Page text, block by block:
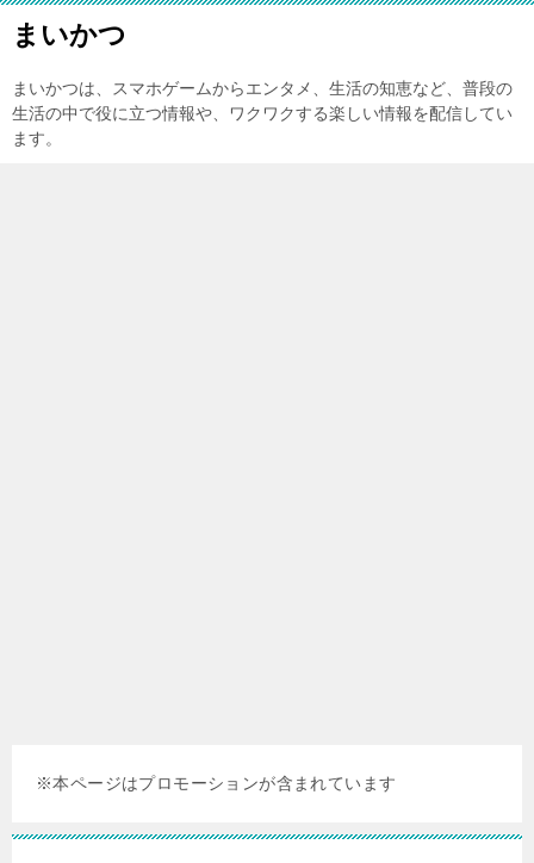
まいかつ
まいかつは、スマホゲームからエンタメ、生活の知恵など、普段の
生活の中で役に立つ情報や、ワクワクする楽しい情報を配信してい
ます。
※本ページはプロモーションが含まれています